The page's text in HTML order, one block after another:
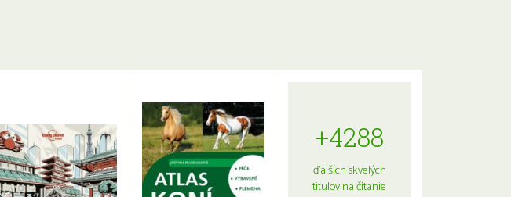
+4288
ďalších skvelých
titulov na čítanie